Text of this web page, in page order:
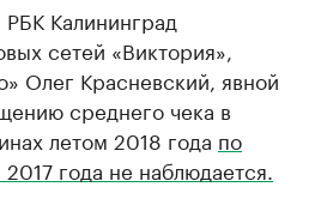
Калининград
сетей «Виктория»,
Олег Красневский, явной
среднего чека в
летом 2018 года по
года не наблюдается.